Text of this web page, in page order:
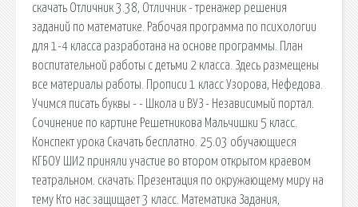
скачать Отличник 3.38, Отличник - тренажер решения
заданий по математике. Рабочая программа по психологии
для 1-4 класса разработана на основе программы. План
воспитательной работы с детьми 2 класса. Здесь размещены
все материалы работы. Прописи 1 класс Узорова, Нефедова.
Учимся писать буквы - - Школа и ВУЗ - Независимый портал.
Сочинение по картине Решетникова Мальчишки 5 класс.
Конспект урока Скачать бесплатно. 25.03 обучающиеся
КГБОУ ШИ2 приняли участие во втором открытом краевом
театральном. cкачать: Презентация по окружающему миру на
тему Кто нас защищает 3 класс. Математика Задания,